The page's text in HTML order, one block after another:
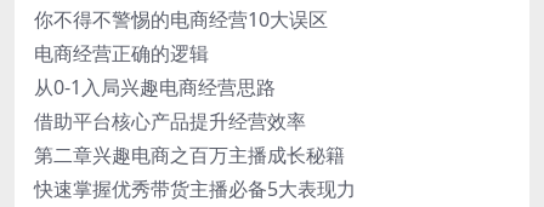
你不得不警惕的电商经营10大误区
电商经营正确的逻辑
从0-1入局兴趣电商经营思路
借助平台核心产品提升经营效率
第二章兴趣电商之百万主播成长秘籍
快速掌握优秀带货主播必备5大表现力